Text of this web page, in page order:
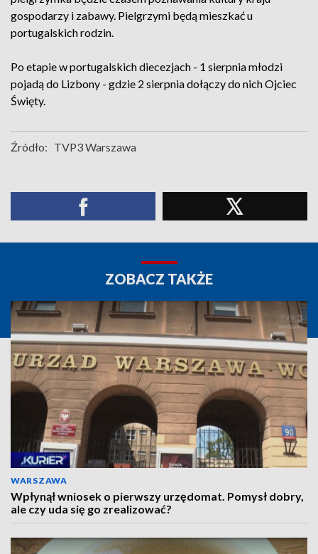
gospodarzy i zabawy. Pielgrzymi będą mieszkać u
portugalskich rodzin.
Po etapie w portugalskich diecezjach - 1 sierpnia młodzi
pojadą do Lizbony - gdzie 2 sierpnia dołączy do nich Ojciec
Święty.
Źródło: TVP3 Warszawa
ZOBACZ TAKŻE
WARSZAWA
Wpłynął wniosek o pierwszy urzędomat. Pomysł dobry,
ale czy uda się go zrealizować?